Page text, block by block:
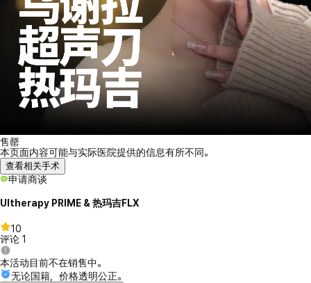
售罄
本页面内容可能与实际医院提供的信息有所不同。
查看相关手术
申请商谈
Ultherapy PRIME & 热玛吉FLX
10
评论 1
本活动目前不在销售中。
无论国籍，价格透明公正。